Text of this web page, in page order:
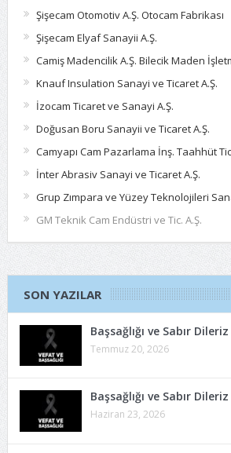
Şişecam Otomotiv A.Ş. Otocam Fabrikası
Şişecam Elyaf Sanayii A.Ş.
Camiş Madencilik A.Ş. Bilecik Maden
Knauf Insulation Sanayi ve Ticaret A.Ş.
İzocam Ticaret ve Sanayi A.Ş.
Doğusan Boru Sanayii ve Ticaret A.Ş.
Camyapı Cam Pazarlama İnş. Taahhüt
İnter Abrasiv Sanayi ve Ticaret A.Ş.
Grup Zımpara ve Yüzey Teknolojileri
GM Teknik Cam Endüstri ve Tic. A.Ş.
SON YAZILAR
Başsağlığı ve Sabır Dileriz
Temmuz 20, 2026
Başsağlığı ve Sabır Dileriz
Haziran 23, 2026